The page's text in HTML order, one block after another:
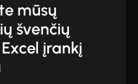
mūsų
švenčių
įrankį